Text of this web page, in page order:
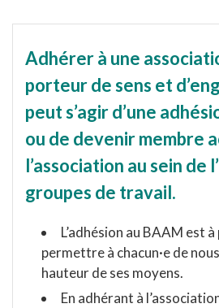
Adhérer à une
porteur de sens et
peut s’agir d’une
ou de devenir membre
l’association au sein de
groupes de travail.
L’adhésion au BAAM est
permettre à chacun·e de
hauteur de ses moyens.
En adhérant à